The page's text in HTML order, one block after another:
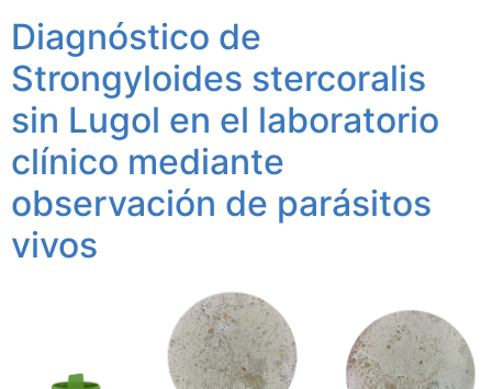
Diagnóstico de
Strongyloides stercoralis
sin Lugol en el laboratorio
clínico mediante
observación de parásitos
vivos